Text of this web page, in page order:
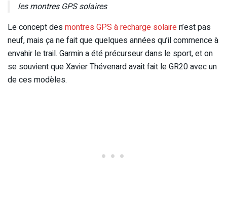
les montres GPS solaires
Le concept desmontres GPS à recharge solairen’est pas
neuf, mais ça ne fait que quelques années qu’il commence à
envahir le trail. Garmin a été précurseur dans le sport, et on
se souvient que Xavier Thévenard avait fait le GR20 avec un
de ces modèles.